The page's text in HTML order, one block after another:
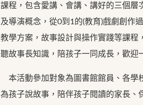
課程，包含愛講、會講、講好的三個層
及導演概念，從0到1的(教育)戲劇創作
教學方案，故事設計與操作實踐等課程
聽故事長知識，陪孩子一同成長，歡迎
本活動參加對象為圖書館館員、各學
為孩子說故事，陪伴孩子閱讀的家長、